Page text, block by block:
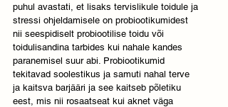
puhul avastati, et lisaks tervislikule toidule ja
stressi ohjeldamisele on probiootikumidest
nii seespidiselt probiootilise toidu või
toidulisandina tarbides kui nahale kandes
paranemisel suur abi. Probiootikumid
tekitavad soolestikus ja samuti nahal terve
ja kaitsva barjääri ja see kaitseb põletiku
eest, mis nii rosaatseat kui aknet väga